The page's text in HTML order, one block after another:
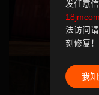
发任意
法访问
刻修复！
我